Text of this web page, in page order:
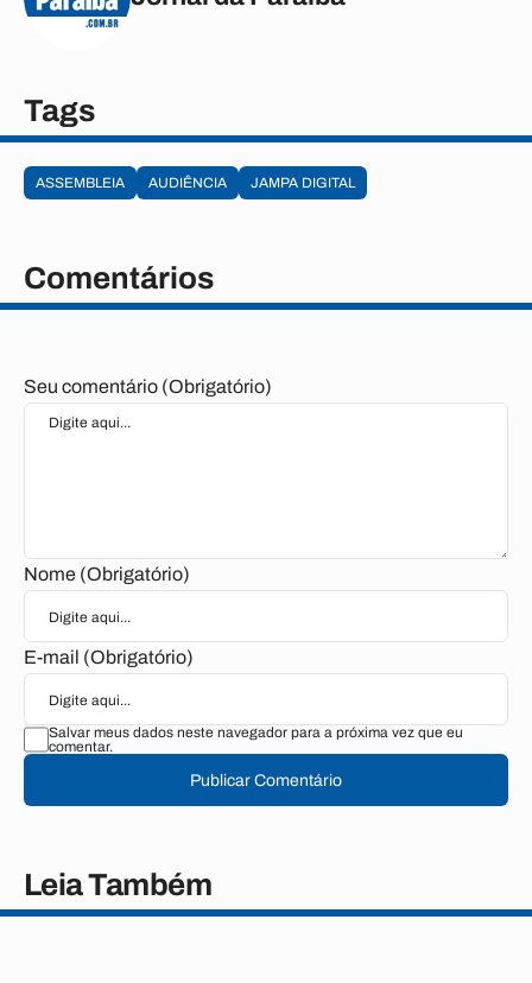
Tags
ASSEMBLEIA AUDIÊNCIA JAMPA DIGITAL
Comentários
Seu comentário (Obrigatório)
Nome (Obrigatório)
E-mail (Obrigatório)
Salvar meus dados neste navegador para a próxima vez que eu
comentar.
Publicar Comentário
Leia Também